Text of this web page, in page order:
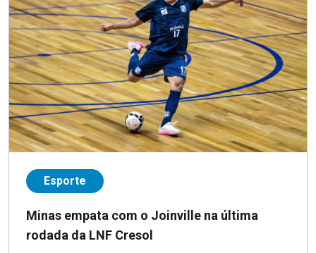
Esporte
Minas empata com o Joinville na última
rodada da LNF Cresol